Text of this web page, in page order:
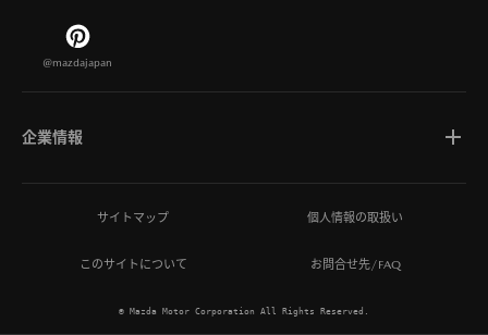
@mazdajapan
企業情報
マツダについて
ひとを想う価値創造
サイトマップ 個人情報の取扱い
このサイトについて お問合せ先/FAQ
© Mazda Motor Corporation All Rights Reserved.